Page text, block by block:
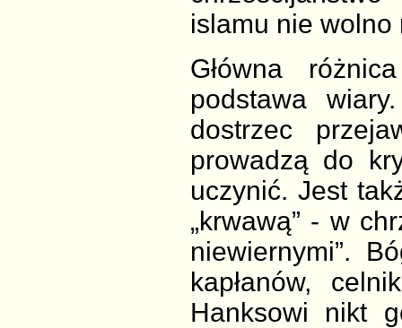
islamu nie wolno
Główna
podstawa
dostrzec
prowadzą do
uczynić. Jest
„krwawą” - w
niewiernymi”.
kapłanów,
Hanksowi nikt